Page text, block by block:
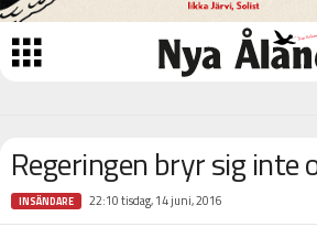
Regeringen bryr sig inte
INSÄNDARE 22:10 tisdag, 14 juni, 2016